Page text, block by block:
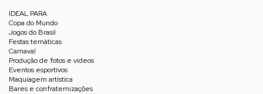
IDEAL PARA
Copa do Mundo
Jogos do Brasil
Festas temáticas
Carnaval
Produção de fotos e vídeos
Eventos esportivos
Maquiagem artística
Bares e confraternizações